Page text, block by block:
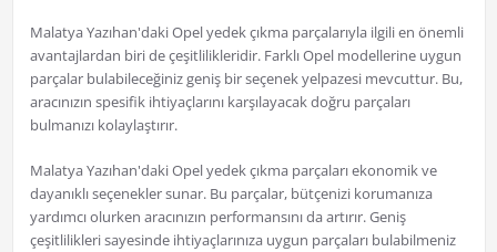
Malatya Yazıhan'daki Opel yedek çıkma parçalarıyla ilgili en önemli
avantajlardan biri de çeşitlilikleridir. Farklı Opel modellerine uygun
parçalar bulabileceğiniz geniş bir seçenek yelpazesi mevcuttur. Bu,
aracınızın spesifik ihtiyaçlarını karşılayacak doğru parçaları
bulmanızı kolaylaştırır.
Malatya Yazıhan'daki Opel yedek çıkma parçaları ekonomik ve
dayanıklı seçenekler sunar. Bu parçalar, bütçenizi korumanıza
yardımcı olurken aracınızın performansını da artırır. Geniş
çeşitlilikleri sayesinde ihtiyaçlarınıza uygun parçaları bulabilmeniz